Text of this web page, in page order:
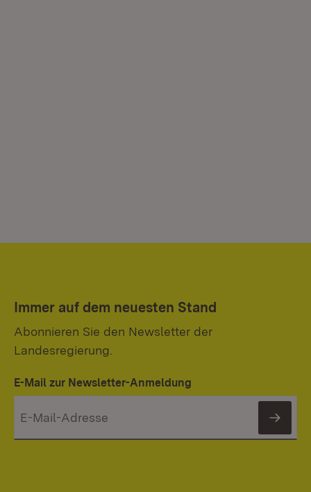
Immer auf dem neuesten Stand
Abonnieren Sie den Newsletter der
Landesregierung.
E-Mail zur Newsletter-Anmeldung